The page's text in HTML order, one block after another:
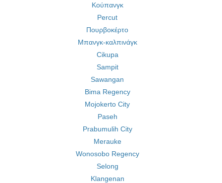
Κούπανγκ
Percut
Πουρβοκέρτο
Μπανγκ-καλπινάγκ
Cikupa
Sampit
Sawangan
Bima Regency
Mojokerto City
Paseh
Prabumulih City
Merauke
Wonosobo Regency
Selong
Klangenan